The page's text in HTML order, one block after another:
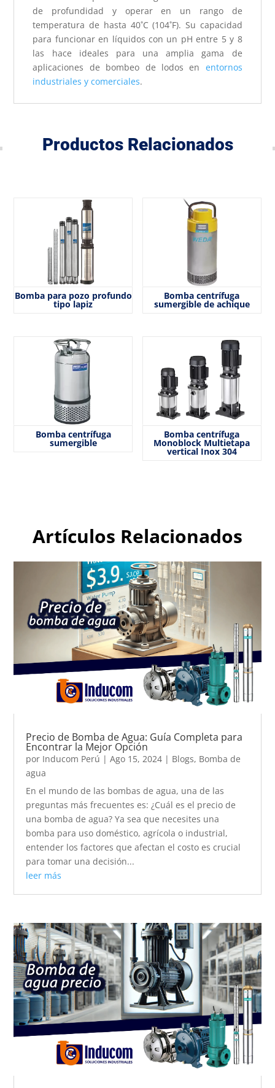
de profundidad y operar en un rango de
temperatura de hasta 40˚C (104˚F). Su capacidad
para funcionar en líquidos con un pH entre 5 y 8
las hace ideales para una amplia gama de
aplicaciones de bombeo de lodos en entornos
industriales y comerciales.
Productos Relacionados
Bomba para pozo profundo
tipo lapiz
Bomba centrífuga
sumergible de achique
Bomba centrífuga
sumergible
Bomba centrífuga
Monoblock Multietapa
vertical Inox 304
Artículos Relacionados
Precio de Bomba de Agua: Guía Completa para
Encontrar la Mejor Opción
por Inducom Perú |Ago 15, 2024 | Blogs, Bomba de
agua
En el mundo de las bombas de agua, una de las
preguntas más frecuentes es: ¿Cuál es el precio de
una bomba de agua? Ya sea que necesites una
bomba para uso doméstico, agrícola o industrial,
entender los factores que afectan el costo es crucial
para tomar una decisión...
leer más